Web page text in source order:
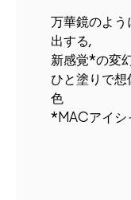
万華鏡のよ
出する,
新感覚*の変
ひと塗りで
色
*MACアイシ